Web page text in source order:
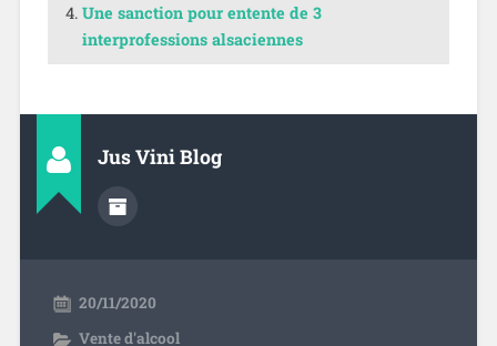
Une sanction pour entente de 3
interprofessions alsaciennes
Jus Vini Blog
20/11/2020
Vente d'alcool